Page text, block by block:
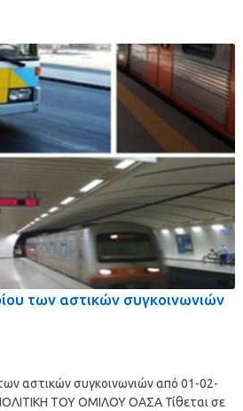
των αστικών συγκοινωνιών
αστικών συγκοινωνιών από 01-02-
ΤΟΥ ΟΜΙΛΟΥ ΟΑΣΑ Τίθεται σε